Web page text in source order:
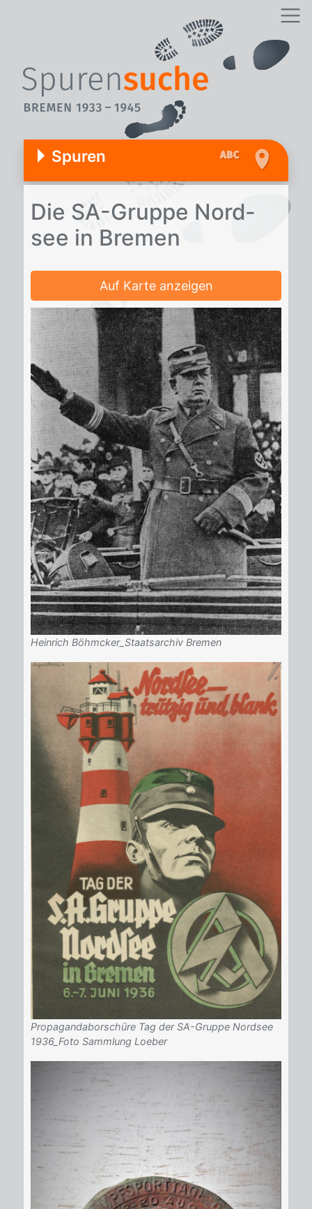
Spuren
Die SA-Grup­pe Nord­
see in Bre­men
Auf Karte anzeigen
Heinrich Böhmcker_Staatsarchiv Bremen
Propagandaborschüre Tag der SA-Gruppe Nordsee
1936_Foto Sammlung Loeber